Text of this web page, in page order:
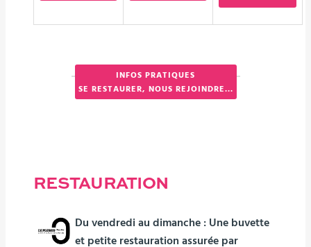
INFOS PRATIQUES
SE RESTAURER, NOUS REJOINDRE...
RESTAURATION
Du vendredi au dimanche : Une buvette
et petite restauration assurée par